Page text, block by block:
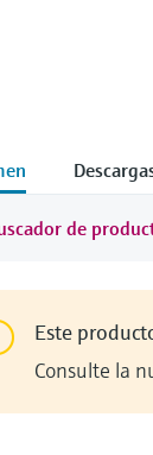
de
Este
Consulte la